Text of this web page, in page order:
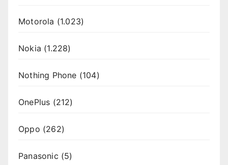
Motorola (1.023)
Nokia (1.228)
Nothing Phone (104)
OnePlus (212)
Oppo (262)
Panasonic (5)